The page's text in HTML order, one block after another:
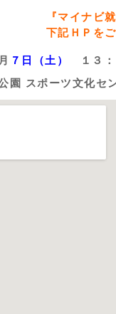
『マイナビ
下記ＨＰを
７日（土）
１３：
園 スポーツ文化セ